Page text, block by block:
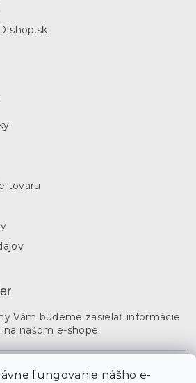
fungovanie nášho e-
tovaru
Vám budeme zasielať informácie
našom e-shope.